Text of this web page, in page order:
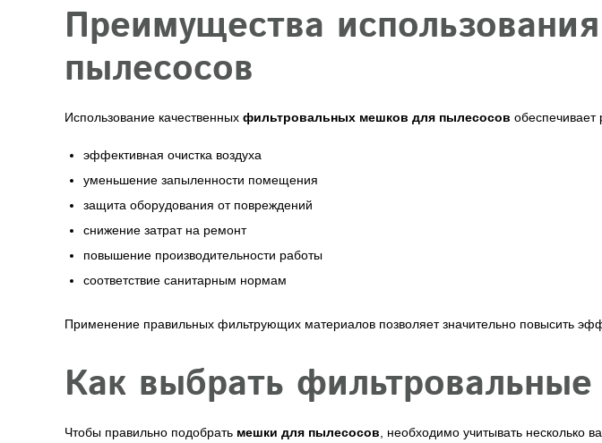
Преимущества
пылесосов
Использование качественных фильтровальных мешков для пылесосов
эффективная очистка воздуха
уменьшение запыленности помещения
защита оборудования от повреждений
снижение затрат на ремонт
повышение производительности работы
соответствие санитарным нормам
Применение правильных фильтрующих материалов позволяет значительно повысить
Как выбрать
Чтобы правильно подобрать мешки для пылесосов , необходимо учитывать несколько